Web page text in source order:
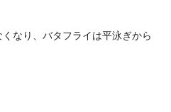
なり、バタフライは平泳ぎから